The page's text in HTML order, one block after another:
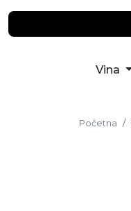
Vina
Početna